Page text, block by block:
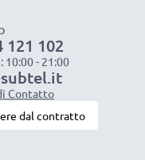
121 102
10:00 - 21:00
Contatto
dal contratto